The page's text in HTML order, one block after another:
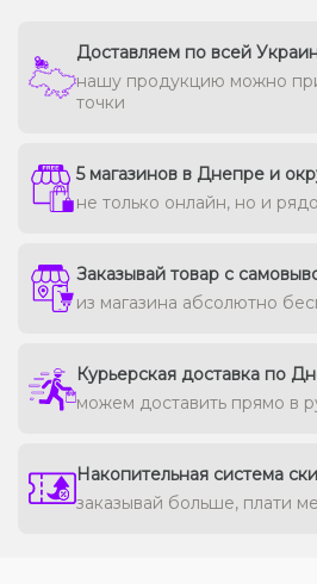
Доставляем по всей
нашу продукцию можно
точки
5 магазинов в Днепре и
не только онлайн, но и
Заказывай товар с
из магазина абсолютно
Курьерская доставка по
можем доставить прямо в
Накопительная система
заказывай больше, плати